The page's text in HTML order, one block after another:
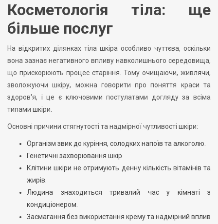
Косметологія тіла: ще
більше послуг
На відкритих ділянках тіла шкіра особливо чуттєва, оскільки
вона зазнає негативного впливу навколишнього середовища,
що прискорюють процес старіння. Тому очищаючи, живлячи,
зволожуючи шкіру, можна говорити про поняття краси та
здоров'я, і це є ключовими постулатами догляду за всіма
типами шкіри.
Основні причини стягнутості та надмірної чутливості шкіри:
Організм звик до куріння, солодких напоїв та алкоголю.
Генетичні захворювання шкір
Клітини шкіри не отримують денну кількість вітамінів та
жирів.
Людина знаходиться тривалий час у кімнаті з
кондиціонером.
Засмагання без використання крему та надмірний вплив